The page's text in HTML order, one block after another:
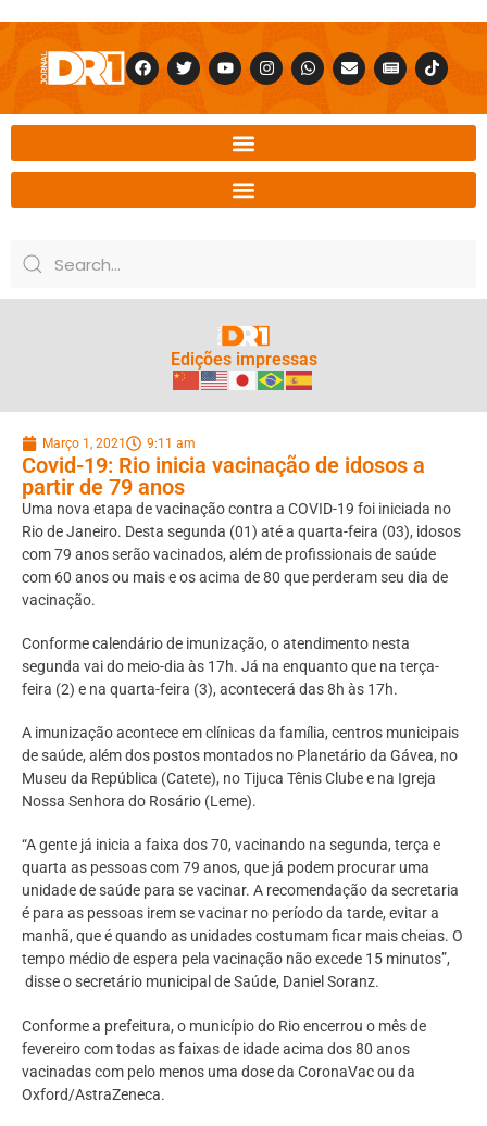
Edições impressas
Março 1, 2021 9:11 am
Covid-19: Rio inicia vacinação de idosos a
partir de 79 anos
Uma nova etapa de vacinação contra a COVID-19 foi iniciada no
Rio de Janeiro. Desta segunda (01) até a quarta-feira (03), idosos
com 79 anos serão vacinados, além de profissionais de saúde
com 60 anos ou mais e os acima de 80 que perderam seu dia de
vacinação.
Conforme calendário de imunização, o atendimento nesta
segunda vai do meio-dia às 17h. Já na enquanto que na terça-
feira (2) e na quarta-feira (3), acontecerá das 8h às 17h.
A imunização acontece em clínicas da família, centros municipais
de saúde, além dos postos montados no Planetário da Gávea, no
Museu da República (Catete), no Tijuca Tênis Clube e na Igreja
Nossa Senhora do Rosário (Leme).
“A gente já inicia a faixa dos 70, vacinando na segunda, terça e
quarta as pessoas com 79 anos, que já podem procurar uma
unidade de saúde para se vacinar. A recomendação da secretaria
é para as pessoas irem se vacinar no período da tarde, evitar a
manhã, que é quando as unidades costumam ficar mais cheias. O
tempo médio de espera pela vacinação não excede 15 minutos”,
disse o secretário municipal de Saúde, Daniel Soranz.
Conforme a prefeitura, o município do Rio encerrou o mês de
fevereiro com todas as faixas de idade acima dos 80 anos
vacinadas com pelo menos uma dose da CoronaVac ou da
Oxford/AstraZeneca.